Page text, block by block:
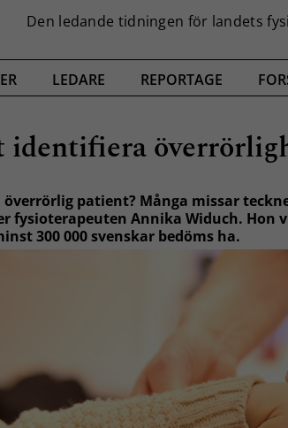
LEDARE REPORTAGE
överrörlig patient? Många missar
fysioterapeuten Annika Widuch. Hon
300 000 svenskar bedöms ha.